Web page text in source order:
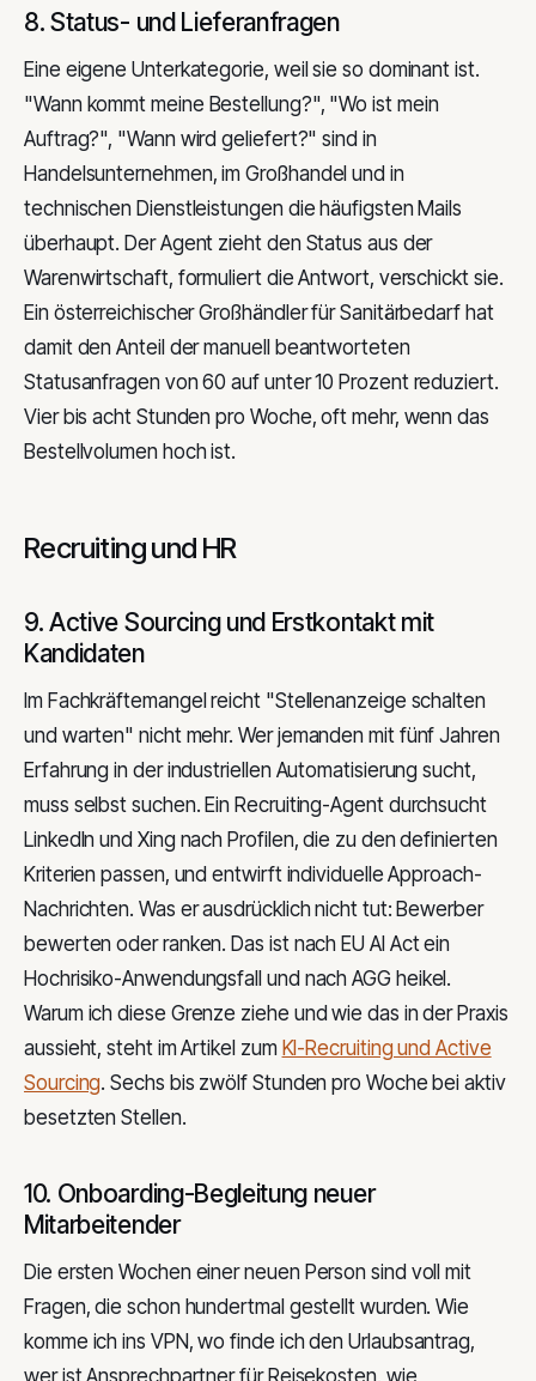
8. Status- und Lieferanfragen
Eine eigene Unterkategorie, weil sie so dominant ist.
"Wann kommt meine Bestellung?", "Wo ist mein
Auftrag?", "Wann wird geliefert?" sind in
Handelsunternehmen, im Großhandel und in
technischen Dienstleistungen die häufigsten Mails
überhaupt. Der Agent zieht den Status aus der
Warenwirtschaft, formuliert die Antwort, verschickt sie.
Ein österreichischer Großhändler für Sanitärbedarf hat
damit den Anteil der manuell beantworteten
Statusanfragen von 60 auf unter 10 Prozent reduziert.
Vier bis acht Stunden pro Woche, oft mehr, wenn das
Bestellvolumen hoch ist.
Recruiting und HR
9. Active Sourcing und Erstkontakt mit
Kandidaten
Im Fachkräftemangel reicht "Stellenanzeige schalten
und warten" nicht mehr. Wer jemanden mit fünf Jahren
Erfahrung in der industriellen Automatisierung sucht,
muss selbst suchen. Ein Recruiting-Agent durchsucht
LinkedIn und Xing nach Profilen, die zu den definierten
Kriterien passen, und entwirft individuelle Approach-
Nachrichten. Was er ausdrücklich nicht tut: Bewerber
bewerten oder ranken. Das ist nach EU AI Act ein
Hochrisiko-Anwendungsfall und nach AGG heikel.
Warum ich diese Grenze ziehe und wie das in der Praxis
aussieht, steht im Artikel zum KI-Recruiting und Active
Sourcing. Sechs bis zwölf Stunden pro Woche bei aktiv
besetzten Stellen.
10. Onboarding-Begleitung neuer
Mitarbeitender
Die ersten Wochen einer neuen Person sind voll mit
Fragen, die schon hundertmal gestellt wurden. Wie
komme ich ins VPN, wo finde ich den Urlaubsantrag,
wer ist Ansprechpartner für Reisekosten, wie